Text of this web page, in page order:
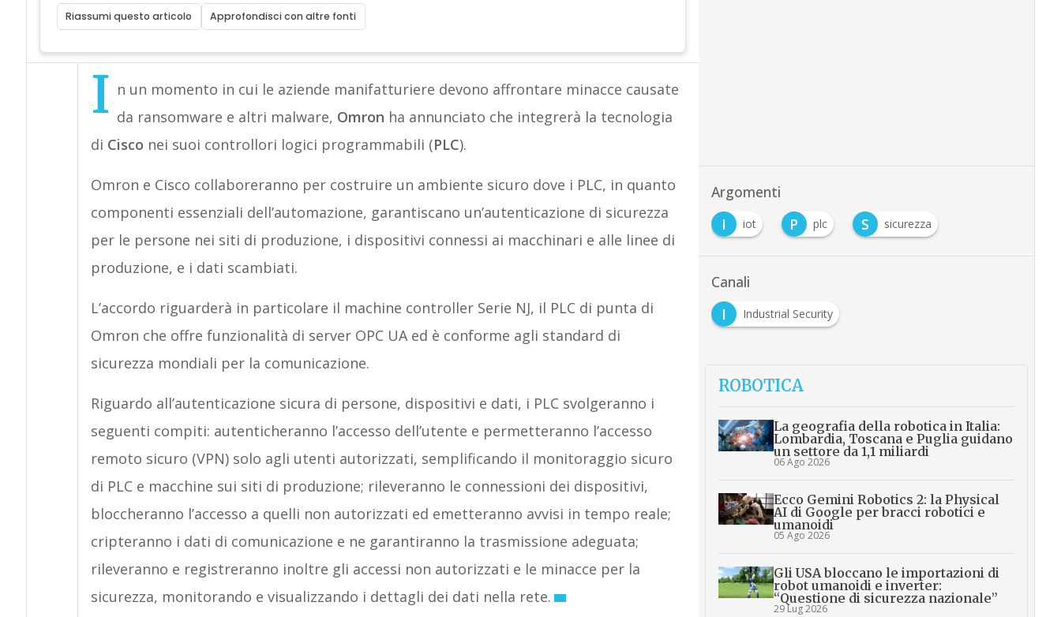
Riassumi questo articolo Approfondisci con altre fonti
I n un momento in cui le aziende manifatturiere devono affrontare minacce causate
da ransomware e altri malware, Omron ha annunciato che integrerà la tecnologia
di Cisco nei suoi controllori logici programmabili (PLC).
Omron e Cisco collaboreranno per costruire un ambiente sicuro dove i PLC, in quanto
componenti essenziali dell’automazione, garantiscano un’autenticazione di sicurezza
per le persone nei siti di produzione, i dispositivi connessi ai macchinari e alle linee di
produzione, e i dati scambiati.
L’accordo riguarderà in particolare il machine controller Serie NJ, il PLC di punta di
Omron che offre funzionalità di server OPC UA ed è conforme agli standard di
sicurezza mondiali per la comunicazione.
Riguardo all’autenticazione sicura di persone, dispositivi e dati, i PLC svolgeranno i
seguenti compiti: autenticheranno l’accesso dell’utente e permetteranno l’accesso
remoto sicuro (VPN) solo agli utenti autorizzati, semplificando il monitoraggio sicuro
di PLC e macchine sui siti di produzione; rileveranno le connessioni dei dispositivi,
bloccheranno l’accesso a quelli non autorizzati ed emetteranno avvisi in tempo reale;
cripteranno i dati di comunicazione e ne garantiranno la trasmissione adeguata;
rileveranno e registreranno inoltre gli accessi non autorizzati e le minacce per la
sicurezza, monitorando e visualizzando i dettagli dei dati nella rete.
Argomenti
I
iot P plc S sicurezza
Canali
I
Industrial Security
ROBOTICA
La geografia della robotica in Italia:
Lombardia, Toscana e Puglia guidano
un settore da 1,1 miliardi
06 Ago 2026
Ecco Gemini Robotics 2: la Physical
AI di Google per bracci robotici e
umanoidi
05 Ago 2026
Gli USA bloccano le importazioni di
robot umanoidi e inverter:
“Questione di sicurezza nazionale”
29 Lug 2026